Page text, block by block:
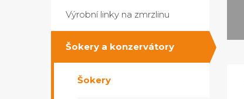
Výrobní linky na zmrzlinu
Šokery a konzervátory
Šokery